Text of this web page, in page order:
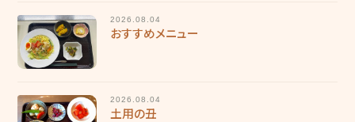
2026.08.04
おすすめメニュー
2026.08.04
土用の丑